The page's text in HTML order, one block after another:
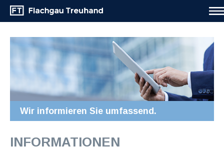
Wir informieren Sie umfassend.
INFORMATIONEN